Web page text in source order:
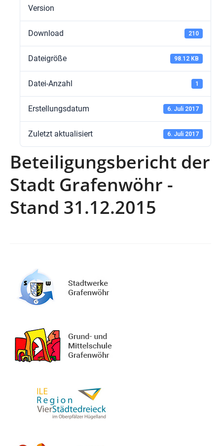
Version
Download 210
Dateigröße 98.12 KB
Datei-Anzahl 1
Erstellungsdatum 6. Juli 2017
Zuletzt aktualisiert 6. Juli 2017
Beteiligungsbericht der
Stadt Grafenwöhr -
Stand 31.12.2015